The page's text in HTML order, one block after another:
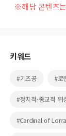
찾기
※해당 콘텐츠
키워드
#기즈공 #로
#정치적·종교적 위
#Cardinal of